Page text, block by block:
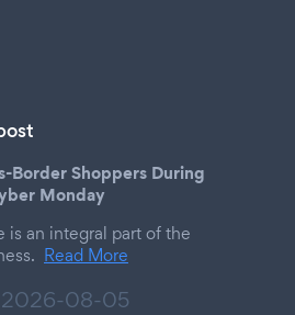
Border Shoppers During
Monday
is an integral part of the
Read More
2026-08-05